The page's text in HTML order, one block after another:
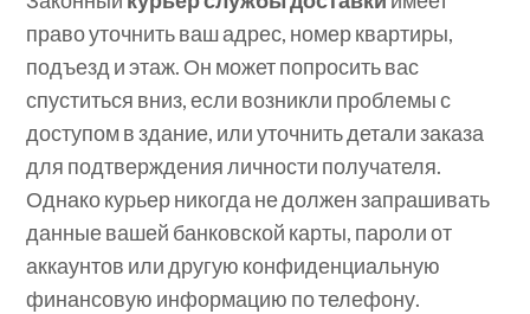
право уточнить ваш адрес, номер квартиры,
подъезд и этаж. Он может попросить вас
спуститься вниз, если возникли проблемы с
доступом в здание, или уточнить детали заказа
для подтверждения личности получателя.
Однако курьер никогда не должен запрашивать
данные вашей банковской карты, пароли от
аккаунтов или другую конфиденциальную
финансовую информацию по телефону.